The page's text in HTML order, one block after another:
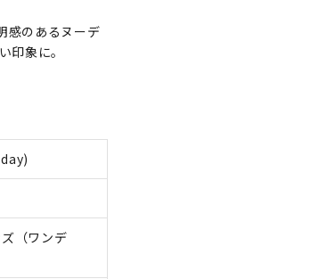
感のあるヌーデ
印象に。
（ワンデ